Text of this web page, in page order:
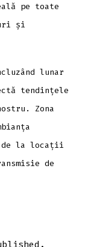
pe toate
și
lunar
tendințele
Zona
de la locații
de